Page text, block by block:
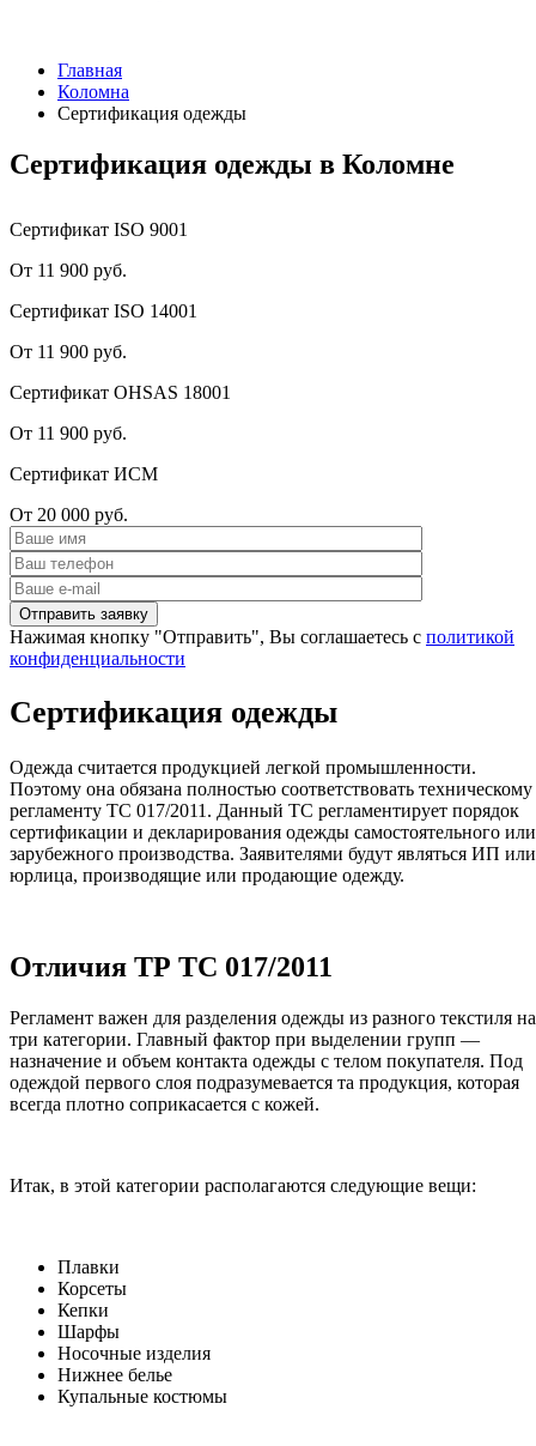
Главная
Коломна
Сертификация одежды
Сертификация одежды в Коломне
Сертификат ISO 9001
От 11 900 руб.
Сертификат ISO 14001
От 11 900 руб.
Сертификат OHSAS 18001
От 11 900 руб.
Сертификат ИСМ
От 20 000 руб.
Нажимая кнопку "Отправить", Вы соглашаетесь с политикой
конфиденциальности
Сертификация одежды
Одежда считается продукцией легкой промышленности.
Поэтому она обязана полностью соответствовать техническому
регламенту ТС 017/2011. Данный ТС регламентирует порядок
сертификации и декларирования одежды самостоятельного или
зарубежного производства. Заявителями будут являться ИП или
юрлица, производящие или продающие одежду.
Отличия ТР ТС 017/2011
Регламент важен для разделения одежды из разного текстиля на
три категории. Главный фактор при выделении групп —
назначение и объем контакта одежды с телом покупателя. Под
одеждой первого слоя подразумевается та продукция, которая
всегда плотно соприкасается с кожей.
Итак, в этой категории располагаются следующие вещи:
Плавки
Корсеты
Кепки
Шарфы
Носочные изделия
Нижнее белье
Купальные костюмы